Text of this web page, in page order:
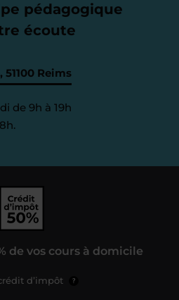
pédagogique
écoute
51100 Reims
de 9h à 19h
de vos cours à domicile
d’impôt ?